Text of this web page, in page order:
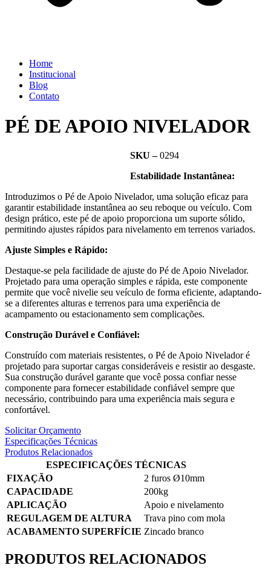
Home
Institucional
Blog
Contato
PÉ DE APOIO NIVELADOR
SKU –0294
Estabilidade Instantânea:
Introduzimos o Pé de Apoio Nivelador, uma solução eficaz para
garantir estabilidade instantânea ao seu reboque ou veículo. Com
design prático, este pé de apoio proporciona um suporte sólido,
permitindo ajustes rápidos para nivelamento em terrenos variados.
Ajuste Simples e Rápido:
Destaque-se pela facilidade de ajuste do Pé de Apoio Nivelador.
Projetado para uma operação simples e rápida, este componente
permite que você nivelie seu veículo de forma eficiente, adaptando-
se a diferentes alturas e terrenos para uma experiência de
acampamento ou estacionamento sem complicações.
Construção Durável e Confiável:
Construído com materiais resistentes, o Pé de Apoio Nivelador é
projetado para suportar cargas consideráveis e resistir ao desgaste.
Sua construção durável garante que você possa confiar nesse
componente para fornecer estabilidade confiável sempre que
necessário, contribuindo para uma experiência mais segura e
confortável.
Solicitar Orçamento
Especificações Técnicas
Produtos Relacionados
ESPECIFICAÇÕES TÉCNICAS
FIXAÇÃO
2 furos Ø10mm
CAPACIDADE
200kg
APLICAÇÃO
Apoio e nivelamento
REGULAGEM DE ALTURA
Trava pino com mola
ACABAMENTO SUPERFÍCIE Zincado branco
PRODUTOS RELACIONADOS